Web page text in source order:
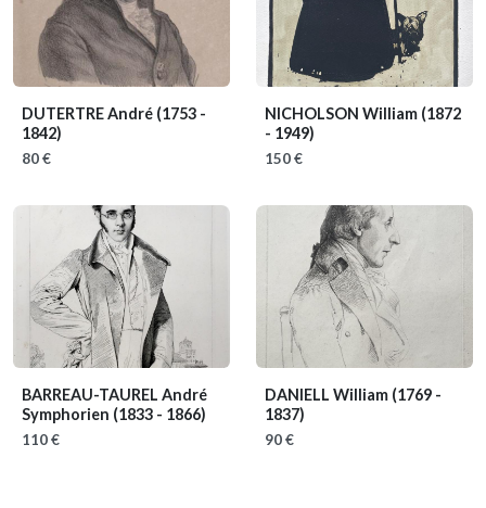
DUTERTRE André (1753 -
1842)
80 €
NICHOLSON William (1872
- 1949)
150 €
BARREAU-TAUREL André
Symphorien (1833 - 1866)
110 €
DANIELL William (1769 -
1837)
90 €